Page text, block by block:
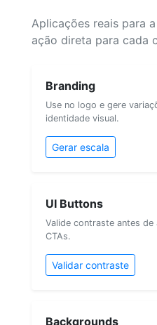
Aplicações reais para
ação direta para cada
Branding
Use no logo e gere
identidade visual.
Gerar escala
UI Buttons
Valide contraste antes
CTAs.
Validar contraste
Backgrounds